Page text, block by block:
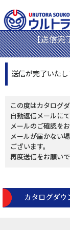
【送信完
送信が完了いたし
この度はカタログ
自動返信メールに
メールのご確認を
メールが届かない
ございます。
再度送信をお願い